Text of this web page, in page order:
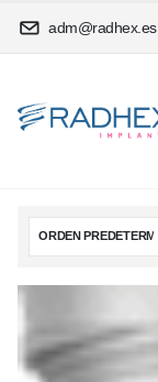
adm@radhex.es